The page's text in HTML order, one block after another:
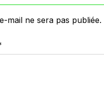
mail ne sera pas publiée.